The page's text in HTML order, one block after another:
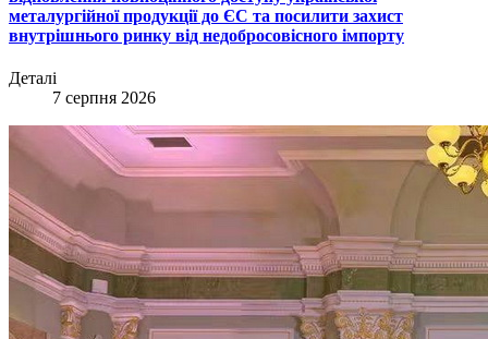
металургійної продукції до ЄС та посилити захист
внутрішнього ринку від недобросовісного імпорту
Деталі
7 серпня 2026